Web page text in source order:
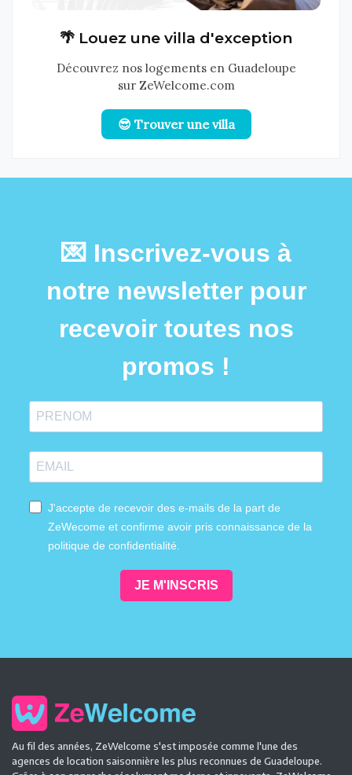
🌴 Louez une villa d'exception
Découvrez nos logements en Guadeloupe
sur ZeWelcome.com
😎 Trouver une villa
💌 Inscrivez-vous à
notre newsletter pour
recevoir toutes nos
promos !
J'accepte de recevoir des e-mails de la part de
ZeWecome et confirme avoir pris connaissance de la
politique de confidentialité.
JE M'INSCRIS
Au fil des années, ZeWelcome s'est imposée comme l'une des
agences de location saisonnière les plus reconnues de Guadeloupe.